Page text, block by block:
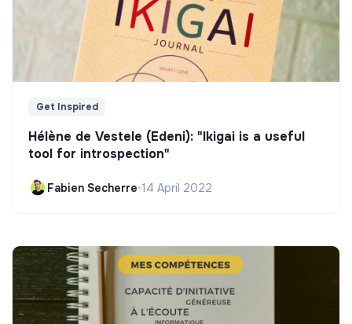
Get Inspired
Hélène de Vestele (Edeni): "Ikigai is a useful
tool for introspection"
Fabien Secherre•14 April 2022